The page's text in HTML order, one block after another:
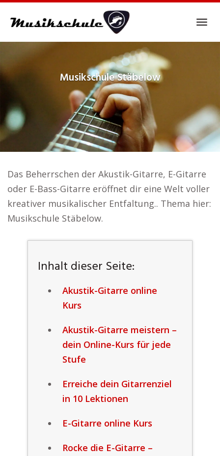
MusikschuleStäbelow
Das Beherrschen der Akustik-Gitarre, E-Gitarre
oder E-Bass-Gitarre eröffnet dir eine Welt voller
kreativer musikalischer Entfaltung.. Thema hier:
Musikschule Stäbelow.
Inhalt dieser Seite:
Akustik-Gitarre online
Kurs
Akustik-Gitarre meistern –
dein Online-Kurs für jede
Stufe
Erreiche dein Gitarrenziel
in 10 Lektionen
E-Gitarre online Kurs
Rocke die E-Gitarre –